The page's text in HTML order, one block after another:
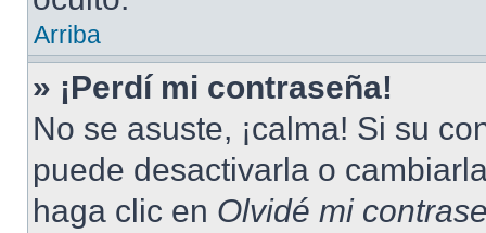
Arriba
» ¡Perdí mi contraseña!
No se asuste, ¡calma! Si su
puede desactivarla o
haga clic en Olvidé mi